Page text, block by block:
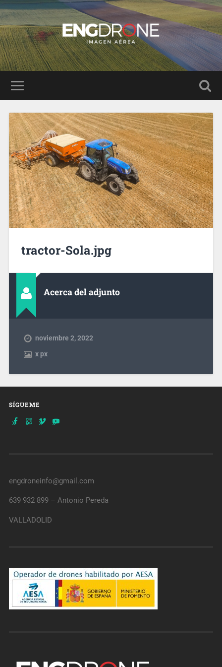
tractor-Sola.jpg
Acerca del adjunto
noviembre 2, 2022
xpx
SÍGUEME
engdroneinfo@gmail.com
639 932 899 – Antonio Pereda
VALLADOLID